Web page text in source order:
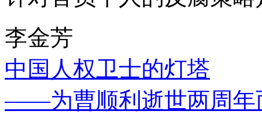
李金芳
中国人权卫士的灯塔
——为曹顺利逝世两周年